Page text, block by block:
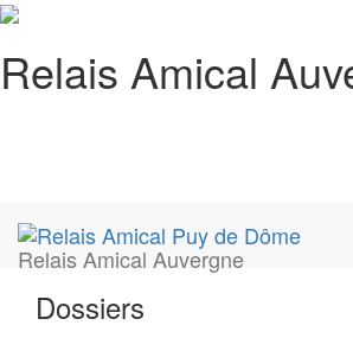
Relais Amical
Relais Amical Auvergne
Dossiers